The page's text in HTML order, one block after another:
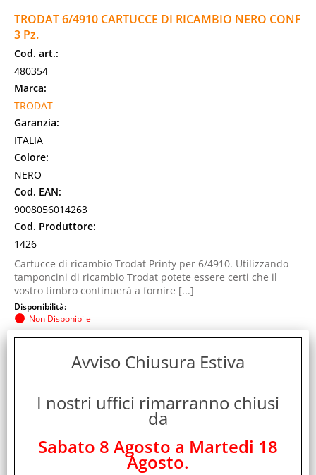
TRODAT 6/4910 CARTUCCE DI RICAMBIO NERO CONF
3 Pz.
Cod. art.:
480354
Marca:
TRODAT
Garanzia:
ITALIA
Colore:
NERO
Cod. EAN:
9008056014263
Cod. Produttore:
1426
Cartucce di ricambio Trodat Printy per 6/4910. Utilizzando
tamponcini di ricambio Trodat potete essere certi che il
vostro timbro continuerà a fornire [...]
Disponibilità:
Non Disponibile
Prezzo:
2-5 Giorni lavorativiAvviso Chiusura Estiva
I nostri uffici rimarranno chiusi
da
Sabato 8 Agosto a Martedi 18
Agosto.